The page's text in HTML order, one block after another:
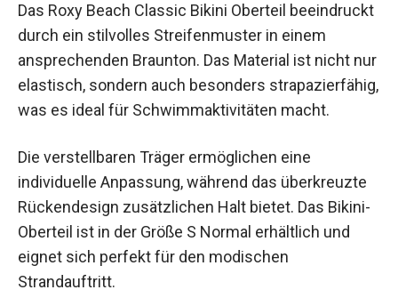
Das Roxy Beach Classic Bikini Oberteil
beeindruckt durch ein stilvolles Streifenmuster in
einem ansprechenden Braunton. Das Material ist
nicht nur elastisch, sondern auch besonders
strapazierfähig, was es ideal für
Die verstellbaren Träger ermöglichen eine
individuelle Anpassung, während das überkreuzte
Rückendesign zusätzlichen Halt bietet. Das
Bikini-Oberteil ist in der Größe S Normal erhältlich
und eignet sich perfekt für den modischen